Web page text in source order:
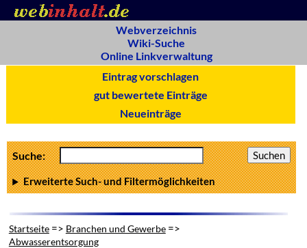
Webverzeichnis
Wiki-Suche
Online Linkverwaltung
Eintrag vorschlagen
gut bewertete Einträge
Neueinträge
Suche:
Erweiterte Such- und Filtermöglichkeiten
Startseite=> Branchen und Gewerbe=>
Abwasserentsorgung